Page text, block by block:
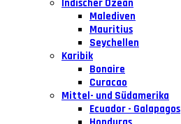
Indischer Ozean
Malediven
Mauritius
Seychellen
Karibik
Bonaire
Curacao
Mittel- und Südamerika
Ecuador - Galapagos